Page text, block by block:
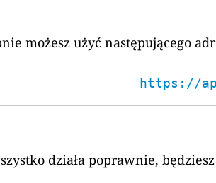
możesz użyć następującego
https://
działa poprawnie,